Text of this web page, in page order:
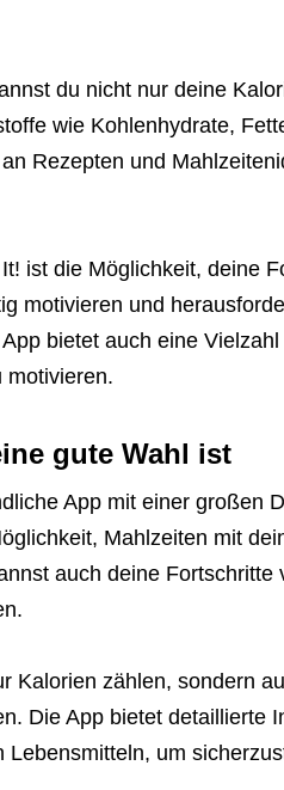
du nicht nur deine
wie Kohlenhydrate,
Rezepten und
ist die Möglichkeit, deine
motivieren und
bietet auch eine
motivieren.
gute Wahl ist
App mit einer großen
Mahlzeiten mit
auch deine Fortschritte
Kalorien zählen, sondern
Die App bietet detaillierte
Lebensmitteln, um